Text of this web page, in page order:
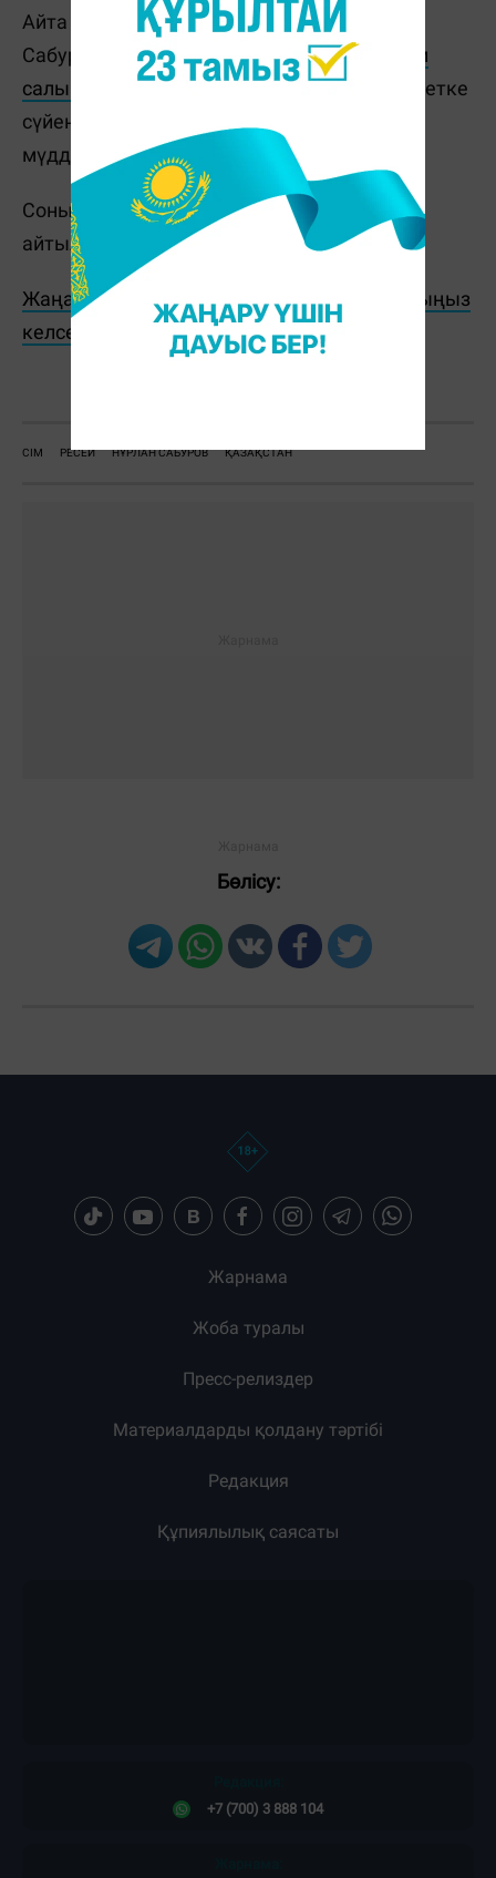
Айта кетейік, бұған дейін әзілкеш Нұрлан
Сабуровқа
Ресейге 50 жылға кіруге тыйым
салынғаны
туралы ақпарат тарады. Мәліметке
сүйенсек, бұл шешім "ұлттық қауіпсіздік
мүддесі үшін" қабылданған.
Сонымен қатар, оның Алматыға келгені
айтылды.
Жаңалықтарды бәрінен бұрын біліп отырғыңыз
келсе, Telegram-арнамызға жазылыңыз!
СІМ РЕСЕЙ НҰРЛАН САБУРОВ ҚАЗАҚСТАН
Бөлісу:
Жарнама
Жоба туралы
Пресс-релиздер
Материалдарды қолдану тәртібі
Редакция
Құпиялылық саясаты
+7 (700) 3 888 104